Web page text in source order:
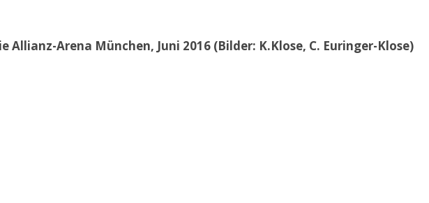
Allianz-Arena München, Juni 2016 (Bilder: K.Klose, C. Euringer-Klose)